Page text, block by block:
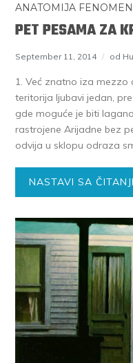
ANATOMIJA
PET PESAMA ZA
September 11, 2014 od
1. Već znatno iza mezzo
teritorija ljubavi jedan,
gde moguće je biti
rastrojene Arijadne bez
odvija u sklopu odraza
NASTAVI SA